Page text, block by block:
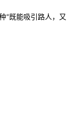
“既能吸引路人，又